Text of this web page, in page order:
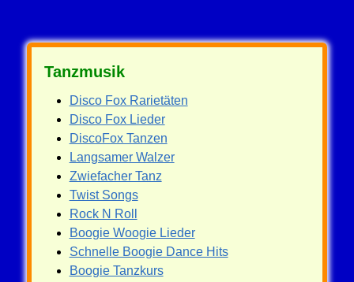
Tanzmusik
Disco Fox Rarietäten
Disco Fox Lieder
DiscoFox Tanzen
Langsamer Walzer
Zwiefacher Tanz
Twist Songs
Rock N Roll
Boogie Woogie Lieder
Schnelle Boogie Dance Hits
Boogie Tanzkurs